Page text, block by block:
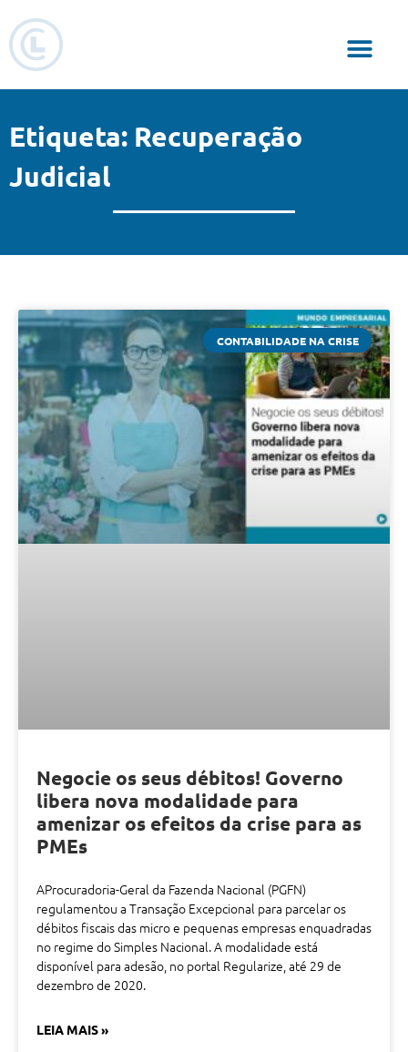
Etiqueta: Recuperação
Judicial
CONTABILIDADE NA CRISE
Negocie os seus débitos! Governo
libera nova modalidade para
amenizar os efeitos da crise para as
PMEs
AProcuradoria-Geral da Fazenda Nacional (PGFN)
regulamentou a Transação Excepcional para parcelar os
débitos fiscais das micro e pequenas empresas enquadradas
no regime do Simples Nacional. A modalidade está
disponível para adesão, no portal Regularize, até 29 de
dezembro de 2020.
LEIA MAIS »